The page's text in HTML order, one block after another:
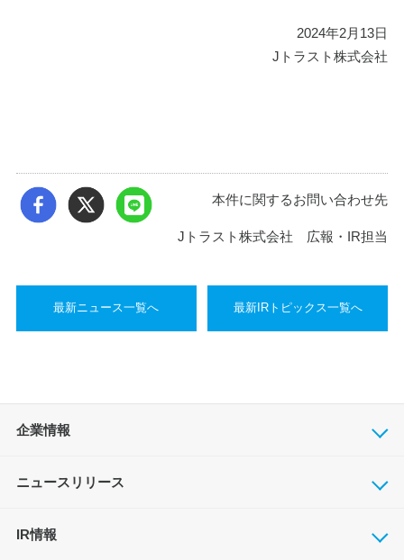
2024年2月13日
Jトラスト株式会社
本件に関するお問い合わせ先
Jトラスト株式会社 広報・IR担当
最新ニュース一覧へ 最新IRトピックス一覧へ
企業情報
ニュースリリース
IR情報